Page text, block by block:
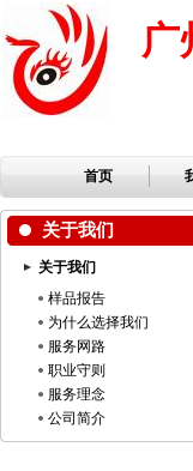
广
首页
关于我们
关于我们
样品报告
为什么选择我们
服务网路
职业守则
服务理念
公司简介